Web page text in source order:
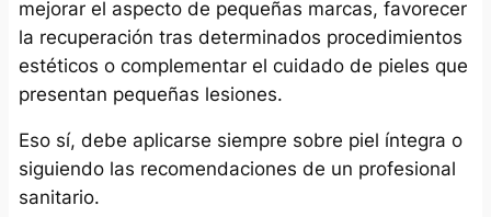
mejorar el aspecto de pequeñas marcas, favorecer
la recuperación tras determinados procedimientos
estéticos o complementar el cuidado de pieles que
presentan pequeñas lesiones.
Eso sí, debe aplicarse siempre sobre piel íntegra o
siguiendo las recomendaciones de un profesional
sanitario.